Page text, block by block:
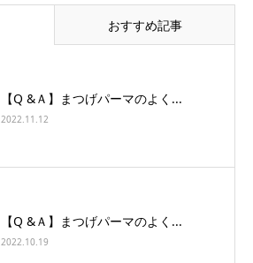
おすすめ記事
【Q &Ａ】まつげパーマのよく...
2022.11.12
【Q &Ａ】まつげパーマのよく...
2022.10.19